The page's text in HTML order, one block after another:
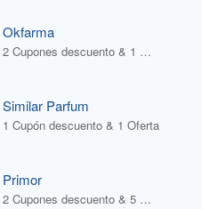
Okfarma
2 Cupones descuento & 1 Oferta
Similar Parfum
1 Cupón descuento & 1 Oferta
Primor
2 Cupones descuento & 5 Ofertas